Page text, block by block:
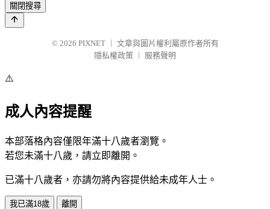
關閉搜尋
© 2026 PIXNET
文章與圖片權利屬原作者所有
隱私權政策
服務聲明
⚠️
成人內容提醒
本部落格內容僅限年滿十八歲者瀏覽。
若您未滿十八歲，請立即離開。
已滿十八歲者，亦請勿將內容提供給未成年人士。
我已滿18歲 離開